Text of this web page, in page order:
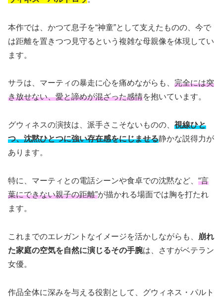
本作では、かつて息子を“神童”として支えたものの、今で
は距離を置きつつ見守るという複雑な母親像を体現してい
ます。
サラは、マーティの暴走に心を痛めながらも、 完全には突
き放せない、愛と諦めが混ざった感情を抱いています。
グウィネスの演技は、派手さこそないものの、 視線ひと
つ、沈黙ひとつに強い存在感をにじませる静かな説得力が
あります。
特に、マーティとの電話シーンや食卓での沈黙など、 “言
葉にできない親子の距離”が描かれる場面では胸を打たれ
ます。
これまでのエレガントなイメージを活かしながらも、
崩れ
た家庭の空気を自然に演じるその手腕は、さすがベテラン
女優。
作品全体に深みを与える役割として、グウィネス・パルト